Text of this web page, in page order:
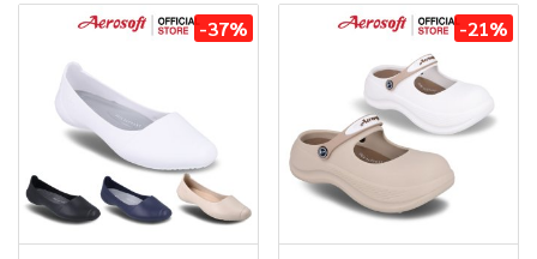
-37% -21%